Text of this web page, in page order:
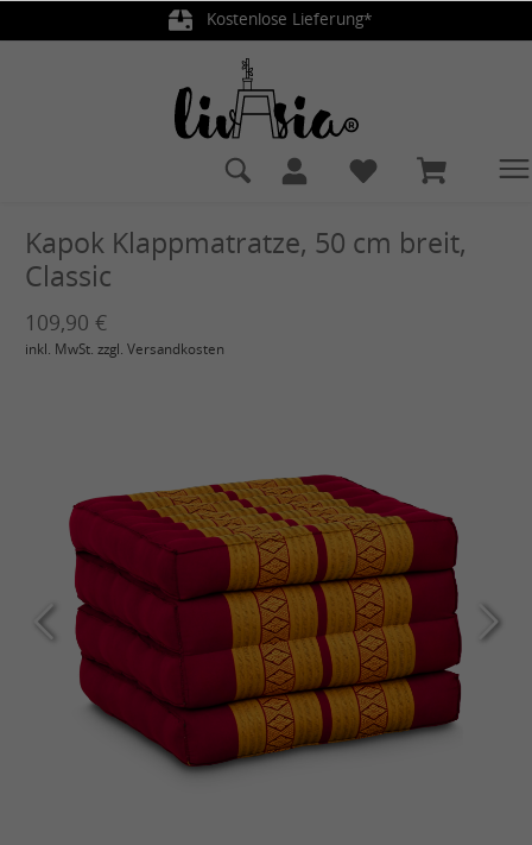
Kostenlose Lieferung*
Kapok Klappmatratze, 50 cm breit,
Classic
109,90 €
inkl. MwSt. zzgl. Versandkosten